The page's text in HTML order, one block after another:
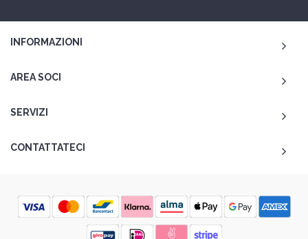
INFORMAZIONI
AREA SOCI
SERVIZI
CONTATTATECI